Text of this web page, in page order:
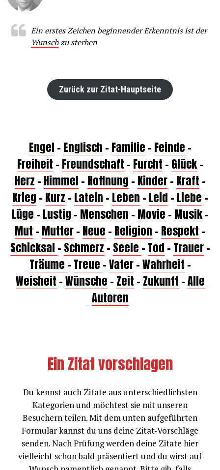
Ein erstes Zeichen beginnender Erkenntnis ist der
Wunschzu sterben
Zurück zur Zitat-Hauptseite
Engel – Englisch – Familie – Feinde –
Freiheit – Freundschaft – Furcht – Glück–
Herz – Himmel – Hoffnung – Kinder– Kraft –
Krieg – Kurz – Latein – Leben – Leid – Liebe –
Lüge – Lustig – Menschen – Movie – Musik–
Mut – Mutter– Neue – Religion – Respekt –
Schicksal – Schmerz – Seele – Tod – Trauer–
Träume – Treue –Vater–Wahrheit –
Weisheit –Wünsche – Zeit – Zukunft –Alle
Autoren
Ein Zitat vorschlagen
Du kennst auch Zitate aus unterschiedlichsten
Kategorien und möchtest sie mit unseren
Besuchern teilen. Mit dem unten aufgeführten
Formular kannst du uns deine Zitat-Vorschläge
senden. Nach Prüfung werden deine Zitate hier
vielleicht schon bald präsentiert und du wirst auf